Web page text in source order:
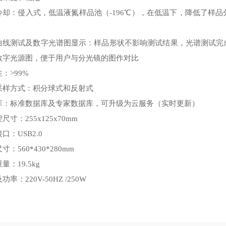
却：侵入式，低温液氮样品池（-196℃），在低温下，降低了样
线测试及数字光谱图显示：样品形状不影响测试结果，光谱测试
字光源图，便于用户与分光镜的图作对比
：>99%
样方式：积分球式和反射式
：标准数据库及专家数据库，可升级为云服务（实时更新）
尺寸：255x125x70mm
口：USB2.0
寸：560*430*280mm
量：19.5kg
功率：220V-50HZ /250W